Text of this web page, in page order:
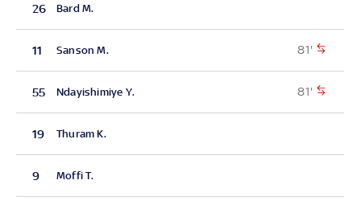
26 Bard M.
11 Sanson M. 81'
55 Ndayishimiye Y. 81'
19 Thuram K.
9 Moffi T.